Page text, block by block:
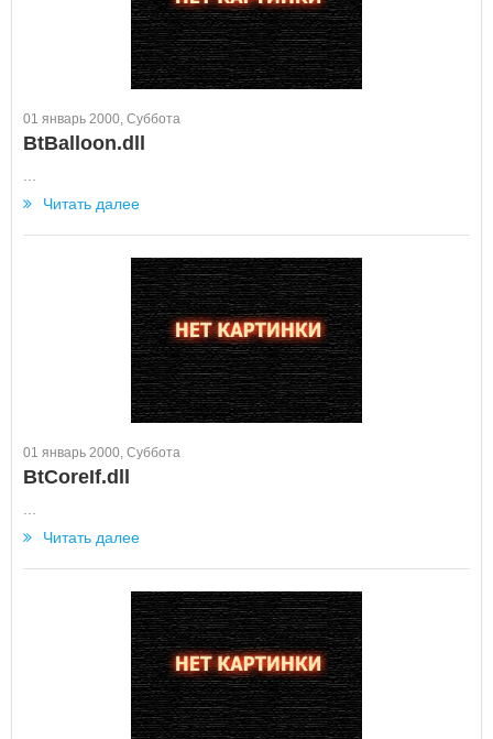
01 январь 2000, Суббота
BtBalloon.dll
Читать далее
01 январь 2000, Суббота
BtCoreIf.dll
Читать далее